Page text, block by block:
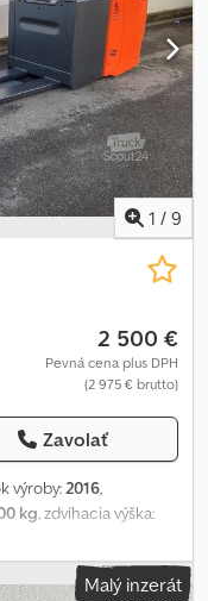
1 / 9
2 500 €
Pevná cena plus DPH
(2 975 € brutto)
Zavolať
výroby:2016,
kg, zdvíhacia výška:
2016 Load
operating hours: 2193
Malý inzerát